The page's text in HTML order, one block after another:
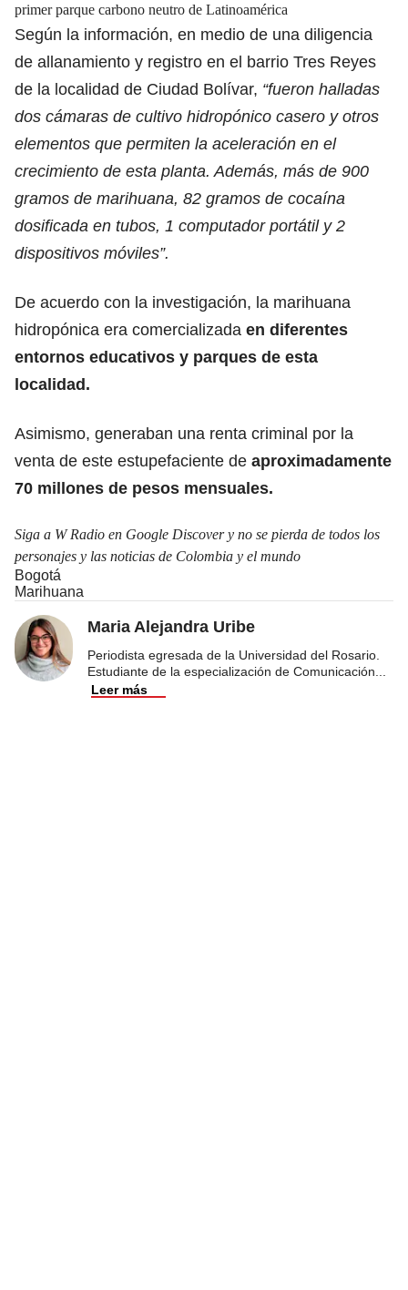
primer parque carbono neutro de Latinoamérica
Según la información, en medio de una diligencia
de allanamiento y registro en el barrio Tres Reyes
de la localidad de Ciudad Bolívar, “fueron halladas
dos cámaras de cultivo hidropónico casero y otros
elementos que permiten la aceleración en el
crecimiento de esta planta. Además, más de 900
gramos de marihuana, 82 gramos de cocaína
dosificada en tubos, 1 computador portátil y 2
dispositivos móviles”.
De acuerdo con la investigación, la marihuana
hidropónica era comercializada en diferentes
entornos educativos y parques de esta
localidad.
Asimismo, generaban una renta criminal por la
venta de este estupefaciente de aproximadamente
70 millones de pesos mensuales.
Siga a W Radio en Google Discover y no se pierda de todos los
personajes y las noticias de Colombia y el mundo
Bogotá
Marihuana
Maria Alejandra Uribe
Periodista egresada de la Universidad del Rosario.
Estudiante de la especialización de Comunicación
Leer más